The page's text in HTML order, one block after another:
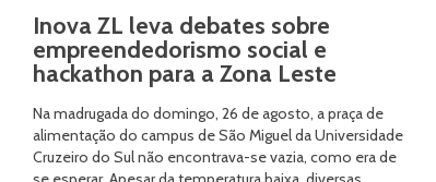
Inova ZL leva debates sobre
empreendedorismo social e
hackathon para a Zona Leste
Na madrugada do domingo, 26 de agosto, a praça de
alimentação do campus de São Miguel da Universidade
Cruzeiro do Sul não encontrava-se vazia, como era de